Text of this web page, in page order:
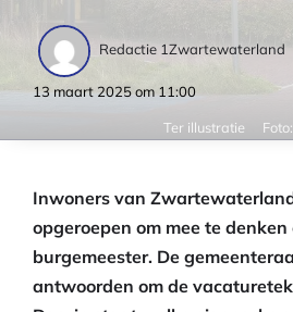
Redactie 1Zwartewaterland
13 maart 2025 om 11:00
Ter illustratie
Inwoners van
opgeroepen om mee te
burgemeester. De
antwoorden om de